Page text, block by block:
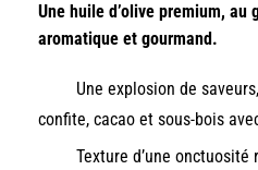
Une huile d’olive premium, au
aromatique et gourmand.
Une explosion de
confite, cacao et sous-bois
Texture d’une onctuosité